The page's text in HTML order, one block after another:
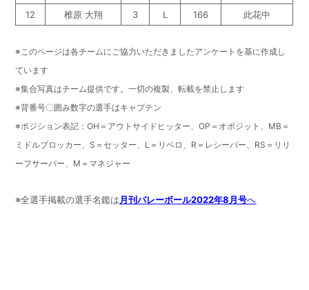
12
椎原 大翔 3 L 166 此花中
※このページは各チームにご協力いただきましたアンケートを基に作成し
ています
※集合写真はチーム提供です。一切の複製、転載を禁止します
※背番号〇囲み数字の選手はキャプテン
※ポジション表記：OH＝アウトサイドヒッター、OP＝オポジット、MB＝
ミドルブロッカー、S＝セッター、L＝リベロ、R＝レシーバー、RS＝リリ
ーフサーバー、M＝マネジャー
※全選手掲載の選手名鑑は月刊バレーボール2022年8月号へ